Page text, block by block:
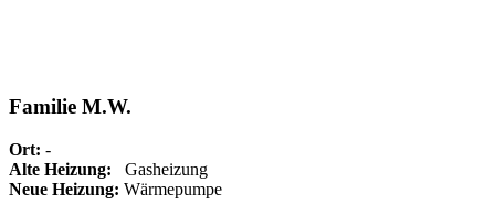
Familie M.W.
Ort: -
Alte Heizung: Gasheizung
Neue Heizung: Wärmepumpe